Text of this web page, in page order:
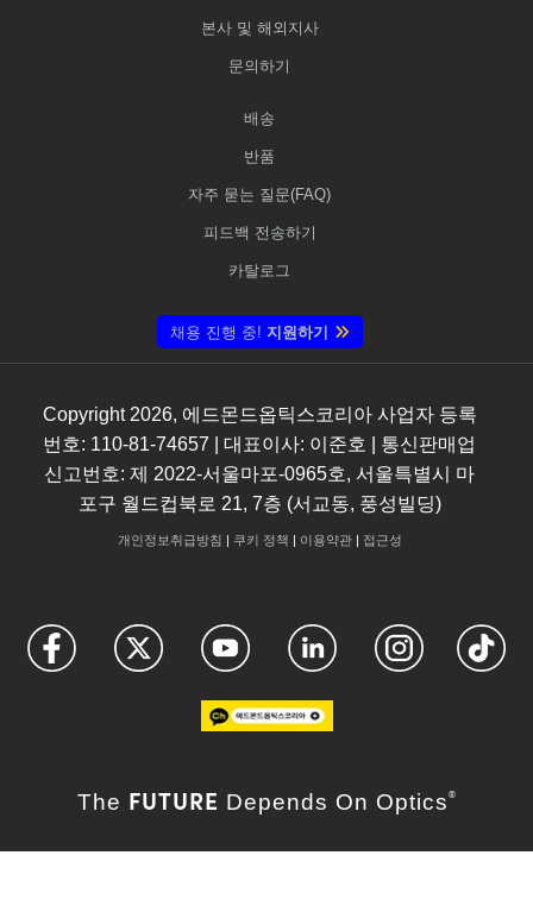
본사 및 해외지사
문의하기
배송
반품
자주 묻는 질문(FAQ)
피드백 전송하기
카탈로그
채용 진행 중! 지원하기
Copyright 2026, 에드몬드옵틱스코리아 사업자 등록
번호: 110-81-74657 | 대표이사: 이준호 | 통신판매업
신고번호: 제 2022-서울마포-0965호, 서울특별시 마
포구 월드컵북로 21, 7층 (서교동, 풍성빌딩)
개인정보취급방침 | 쿠키 정책 | 이용약관| 접근성
The FUTURE Depends On Optics ®